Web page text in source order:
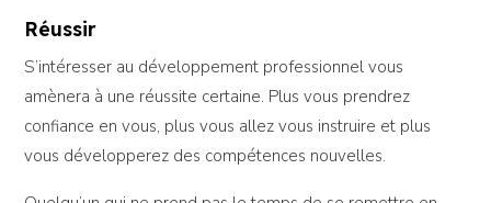
Réussir
S’intéresser au développement professionnel vous
amènera à une réussite certaine. Plus vous prendrez
confiance en vous, plus vous allez vous instruire et plus
vous développerez des compétences nouvelles.